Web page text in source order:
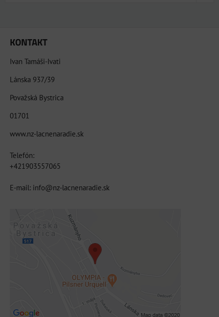
KONTAKT
Ivan Tamáši-Ivati
Lánska 937/39
Považská Bystrica
01701
www.nz-lacnenaradie.sk
Telefón:
+421903557065
E-mail: info@nz-lacnenaradie.sk
Externý obsah je blokovaný Voľbami
súkromia
Prajete si načítať externý obsah?
Povoliť tentokrát
Povoliť a zapamätať - súhlas s druhom